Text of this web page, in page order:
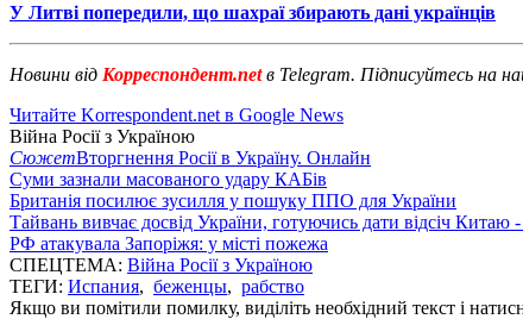
У Литві попередили, що шахраї збирають дані українців
Новини від Корреспондент.netв Telegram. Підписуйтесь на
Читайте Korrespondent.net в Google News
Війна Росії з Україною
СюжетВторгнення Росії в Україну. Онлайн
Суми зазнали масованого удару КАБів
Британія посилює зусилля у пошуку ППО для України
Тайвань вивчає досвід України, готуючись дати відсіч Китаю
РФ атакувала Запоріжя: у місті пожежа
СПЕЦТЕМА: Війна Росії з Україною
ТЕГИ: Испания, беженцы, рабство
Якщо ви помітили помилку, виділіть необхідний текст і